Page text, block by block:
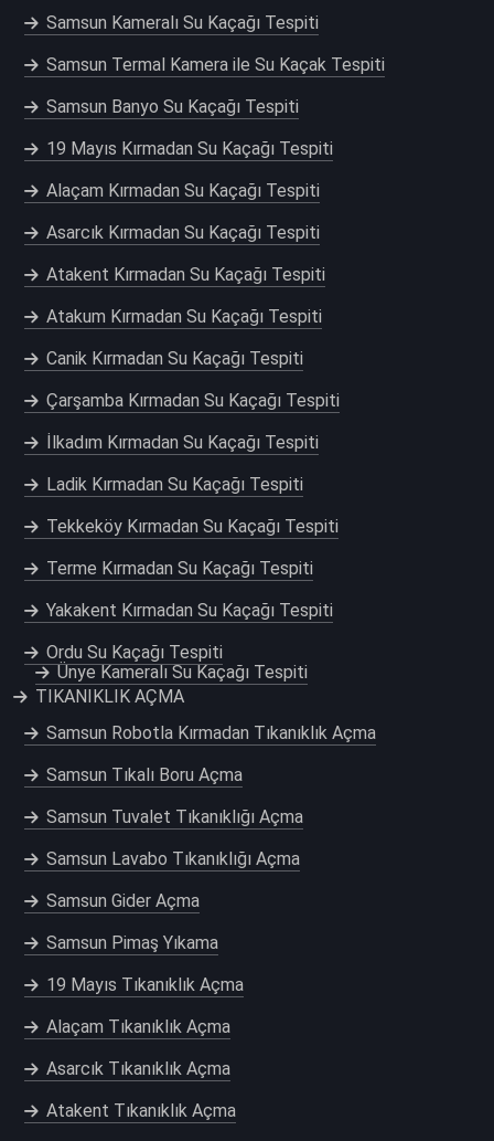
Samsun Kameralı Su Kaçağı Tespiti
Samsun Termal Kamera ile Su Kaçak Tespiti
Samsun Banyo Su Kaçağı Tespiti
19 Mayıs Kırmadan Su Kaçağı Tespiti
Alaçam Kırmadan Su Kaçağı Tespiti
Asarcık Kırmadan Su Kaçağı Tespiti
Atakent Kırmadan Su Kaçağı Tespiti
Atakum Kırmadan Su Kaçağı Tespiti
Canik Kırmadan Su Kaçağı Tespiti
Çarşamba Kırmadan Su Kaçağı Tespiti
İlkadım Kırmadan Su Kaçağı Tespiti
Ladik Kırmadan Su Kaçağı Tespiti
Tekkeköy Kırmadan Su Kaçağı Tespiti
Terme Kırmadan Su Kaçağı Tespiti
Yakakent Kırmadan Su Kaçağı Tespiti
Ordu Su Kaçağı Tespiti
Ünye Kameralı Su Kaçağı Tespiti
TIKANIKLIK AÇMA
Samsun Robotla Kırmadan Tıkanıklık Açma
Samsun Tıkalı Boru Açma
Samsun Tuvalet Tıkanıklığı Açma
Samsun Lavabo Tıkanıklığı Açma
Samsun Gider Açma
Samsun Pimaş Yıkama
19 Mayıs Tıkanıklık Açma
Alaçam Tıkanıklık Açma
Asarcık Tıkanıklık Açma
Atakent Tıkanıklık Açma